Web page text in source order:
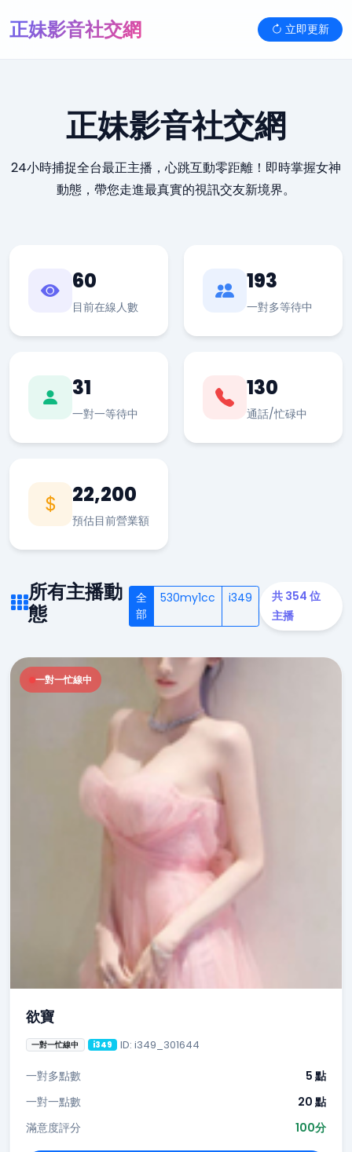
正妹影音社交網 立即更新
正妹影音社交網
24小時捕捉全台最正主播，心跳互動零距離！即時掌握女神
動態，帶您走進最真實的視訊交友新境界。
60
目前在線人數
193
一對多等待中
31
一對一等待中
130
通話/忙碌中
22,200
預估目前營業額
所有主播動
態
全
部
530my1cc i349
共 354 位
主播
一對一忙線中
欲寶
一對一忙線中 i349 ID: i349_301644
一對多點數
5 點
一對一點數
20 點
滿意度評分
100分